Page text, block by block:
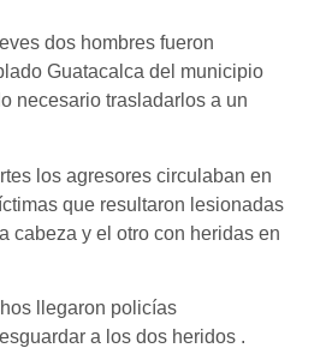
dos hombres fueron
Guatacalca del municipio
necesario trasladarlos a un
los agresores circulaban en
que resultaron lesionadas
cabeza y el otro con heridas en
llegaron policías
a los dos heridos .